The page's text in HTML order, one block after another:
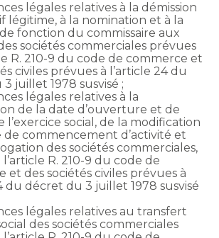
légales relatives à la démission
légitime, à la nomination et à la
fonction du commissaire aux
sociétés commerciales prévues
R. 210-9 du code de commerce et
civiles prévues à l’article 24 du
juillet 1978 susvisé ;
légales relatives à la
de la date d’ouverture et de
social, de la modification
de commencement d’activité et
des sociétés commerciales,
R. 210-9 du code de
et des sociétés civiles prévues à
du décret du 3 juillet 1978 susvisé
légales relatives au transfert
des sociétés commerciales